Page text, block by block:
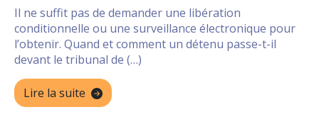
Il ne suffit pas de demander une libération
conditionnelle ou une surveillance électronique pour
l’obtenir. Quand et comment un détenu passe-t-il
devant le tribunal de (…)
Lire la suite